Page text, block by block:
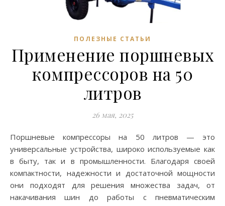
ПОЛЕЗНЫЕ СТАТЬИ
Применение поршневых
компрессоров на 50
литров
26 мая, 2025
Поршневые компрессоры на 50 литров — это
универсальные устройства, широко используемые как
в быту, так и в промышленности. Благодаря своей
компактности, надежности и достаточной мощности
они подходят для решения множества задач, от
накачивания шин до работы с пневматическим